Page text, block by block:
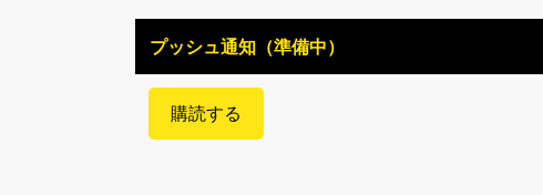
プッシュ通知（準備中）
購読する